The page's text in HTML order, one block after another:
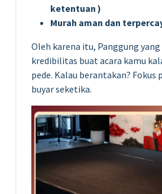
ketentuan )
Murah aman dan
Oleh karena itu, Panggung
kredibilitas buat acara kamu
pede. Kalau berantakan? Fokus
buyar seketika.